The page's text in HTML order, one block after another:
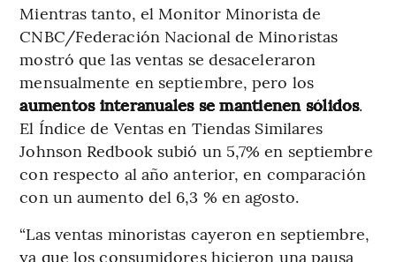
Mientras tanto, el Monitor Minorista de
CNBC/Federación Nacional de Minoristas
mostró que las ventas se desaceleraron
mensualmente en septiembre, pero los
aumentos interanuales se mantienen sólidos.
El Índice de Ventas en Tiendas Similares
Johnson Redbook subió un 5,7% en septiembre
con respecto al año anterior, en comparación
con un aumento del 6,3 % en agosto.
“Las ventas minoristas cayeron en septiembre,
ya que los consumidores hicieron una pausa